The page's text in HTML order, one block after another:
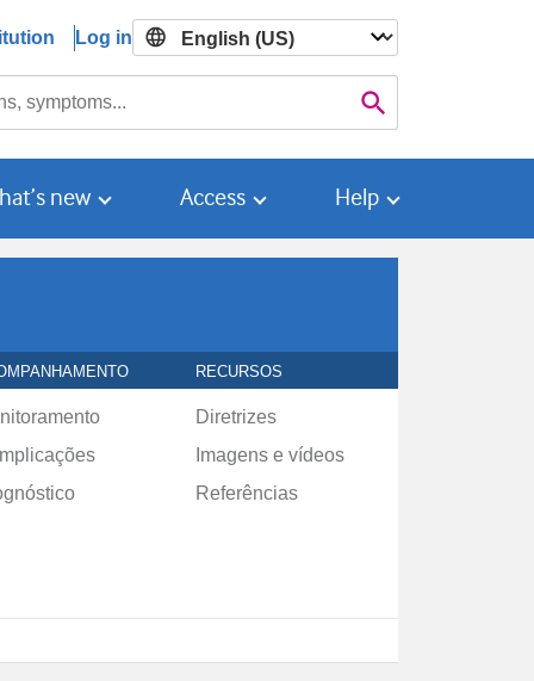
Log in

new Access Help
RECURSOS
Diretrizes
Imagens e vídeos
Referências